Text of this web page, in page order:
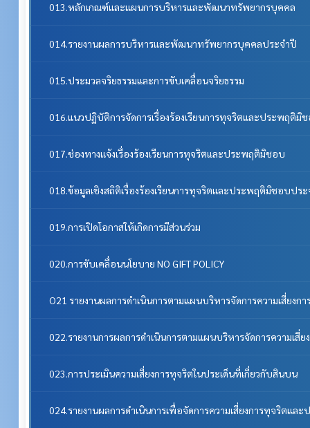
013.หลักเกณฑ์และแผนการบริหารและพัฒนาทรัพยากรบุคคล
014.รายงานผลการบริหารและพัฒนาทรัพยากรบุคคลประจําปี
015.ประมวลจริยธรรมและการขับเคลื่อนจริยธรรม
016.แนวปฏิบัติการจัดการเรื่องร้องเรียนการทุจริตและประพฤติมิ
017.ช่องทางแจ้งเรื่องร้องเรียนการทุจริตและประพฤติมิชอบ
018.ข้อมูลเชิงสถิติเรื่องร้องเรียนการทุจริตและประพฤติมิชอบปร
019.การเปิดโอกาสให้เกิดการมีส่วนร่วม
020.การขับเคลื่อนนโยบาย NO GIFT POLICY
O21 รายงานผลการดำเนินการตามแผนบริหารจัดการความเสี่ยงก
022.รายงานการผลการดำเนินการตามแผนบริหารจัดการความเสี่
023.การประเมินความเสี่ยงการทุจริตในประเด็นที่เกี่ยวกับสินบน
024.รายงานผลการดำเนินการเพื่อจัดการความเสี่ยงการทุจริตแ